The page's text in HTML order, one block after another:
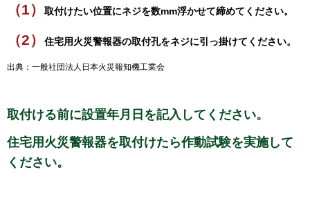
（1） 取付けたい位置にネジを数mm浮かせて締めてください。
（2） 住宅用火災警報器の取付孔をネジに引っ掛けてください。
出典：一般社団法人日本火災報知機工業会
取付ける前に設置年月日を記入してください。
住宅用火災警報器を取付けたら作動試験を実施して
ください。